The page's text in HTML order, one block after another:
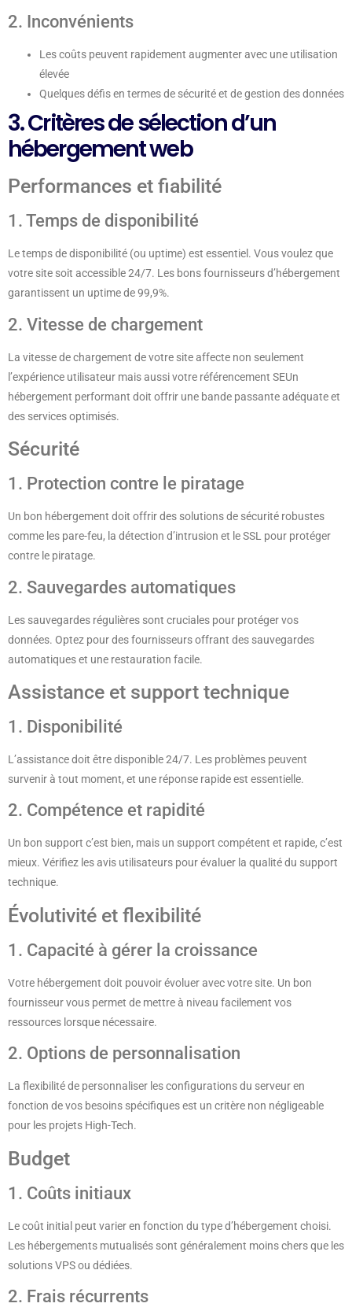
2. Inconvénients
Les coûts peuvent rapidement augmenter avec une utilisation
élevée
Quelques défis en termes de sécurité et de gestion des données
3. Critères de sélection d’un
hébergement web
Performances et fiabilité
1. Temps de disponibilité
Le temps de disponibilité (ou uptime) est essentiel. Vous voulez que
votre site soit accessible 24/7. Les bons fournisseurs d’hébergement
garantissent un uptime de 99,9%.
2. Vitesse de chargement
La vitesse de chargement de votre site affecte non seulement
l’expérience utilisateur mais aussi votre référencement SEUn
hébergement performant doit offrir une bande passante adéquate et
des services optimisés.
Sécurité
1. Protection contre le piratage
Un bon hébergement doit offrir des solutions de sécurité robustes
comme les pare-feu, la détection d’intrusion et le SSL pour protéger
contre le piratage.
2. Sauvegardes automatiques
Les sauvegardes régulières sont cruciales pour protéger vos
données. Optez pour des fournisseurs offrant des sauvegardes
automatiques et une restauration facile.
Assistance et support technique
1. Disponibilité
L’assistance doit être disponible 24/7. Les problèmes peuvent
survenir à tout moment, et une réponse rapide est essentielle.
2. Compétence et rapidité
Un bon support c’est bien, mais un support compétent et rapide, c’est
mieux. Vérifiez les avis utilisateurs pour évaluer la qualité du support
technique.
Évolutivité et flexibilité
1. Capacité à gérer la croissance
Votre hébergement doit pouvoir évoluer avec votre site. Un bon
fournisseur vous permet de mettre à niveau facilement vos
ressources lorsque nécessaire.
2. Options de personnalisation
La flexibilité de personnaliser les configurations du serveur en
fonction de vos besoins spécifiques est un critère non négligeable
pour les projets High-Tech.
Budget
1. Coûts initiaux
Le coût initial peut varier en fonction du type d’hébergement choisi.
Les hébergements mutualisés sont généralement moins chers que les
solutions VPS ou dédiées.
2. Frais récurrents